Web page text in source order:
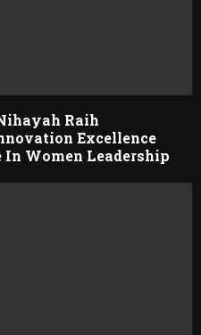
Raih
Excellence
Women Leadership